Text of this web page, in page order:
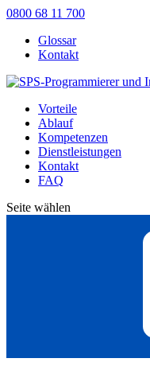
0800 68 11 700
Glossar
Kontakt
Vorteile
Ablauf
Kompetenzen
Dienstleistungen
Kontakt
FAQ
Seite wählen